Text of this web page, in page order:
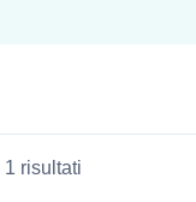
1 risultati